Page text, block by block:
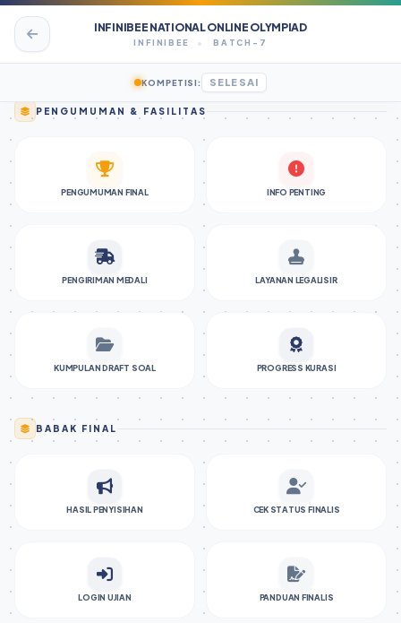
INFINIBEE NATIONAL ONLINE OLYMPIAD
INFINIBEE • BATCH-7
KOMPETISI: SELESAI
PENGUMUMAN & FASILITAS
PENGUMUMAN FINAL INFO PENTING
PENGIRIMAN MEDALI LAYANAN LEGALISIR
KUMPULAN DRAFT SOAL PROGRESS KURASI
BABAK FINAL
HASIL PENYISIHAN CEK STATUS FINALIS
LOGIN UJIAN PANDUAN FINALIS